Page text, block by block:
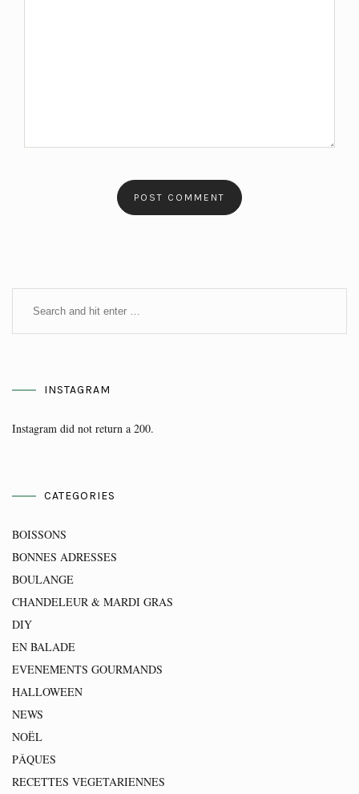
INSTAGRAM
Instagram did not return a 200.
CATEGORIES
BOISSONS
BONNES ADRESSES
BOULANGE
CHANDELEUR & MARDI GRAS
DIY
EN BALADE
EVENEMENTS GOURMANDS
HALLOWEEN
NEWS
NOËL
PÂQUES
RECETTES VEGETARIENNES